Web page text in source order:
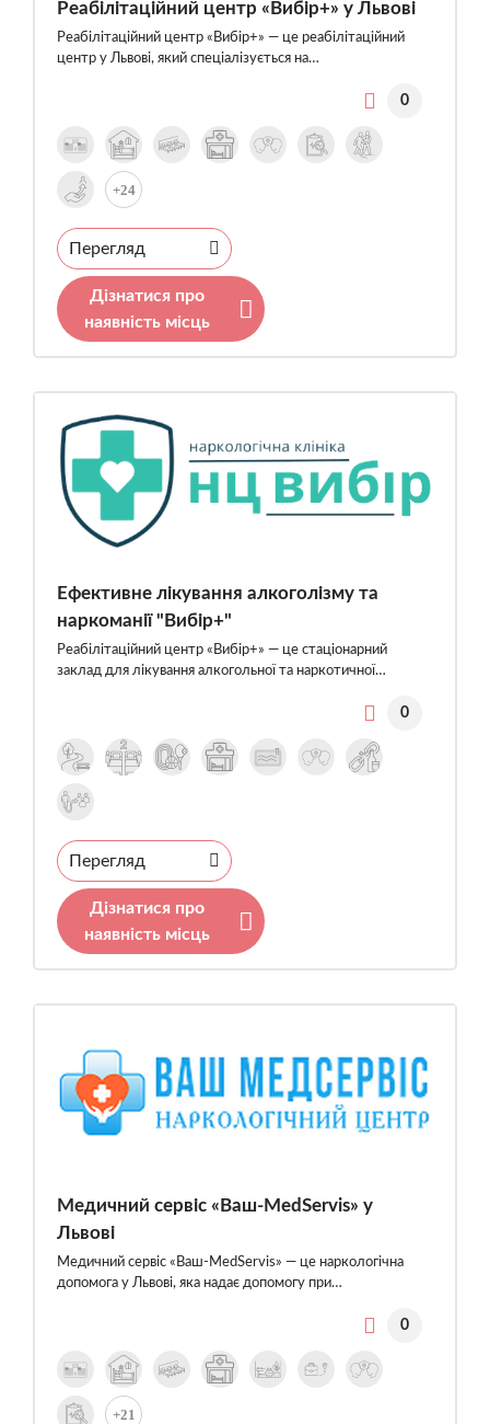
Реабілітаційний центр «Вибір+» у Львові
Реабілітаційний центр «Вибір+» — це реабілітаційний
центр у Львові, який спеціалізується на…
0
+24
Перегляд
Дізнатися про
наявність місць
Ефективне лікування алкоголізму та
наркоманії "Вибір+"
Реабілітаційний центр «Вибір+» — це стаціонарний
заклад для лікування алкогольної та наркотичної…
0
Перегляд
Дізнатися про
наявність місць
Медичний сервіс «Ваш-MedServis» у
Львові
Медичний сервіс «Ваш-MedServis» — це наркологічна
допомога у Львові, яка надає допомогу при…
0
+21